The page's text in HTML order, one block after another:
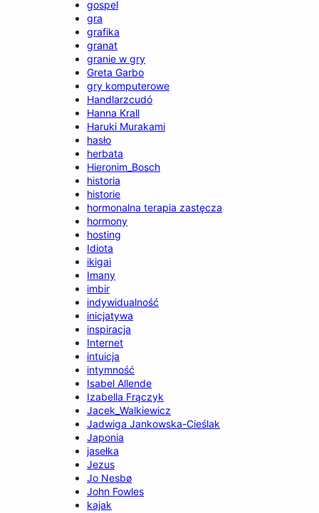
gospel
gra
grafika
granat
granie w gry
Greta Garbo
gry komputerowe
Handlarzcudó
Hanna Krall
Haruki Murakami
hasło
herbata
Hieronim_Bosch
historia
historie
hormonalna terapia zastęcza
hormony
hosting
Idiota
ikigai
Imany
imbir
indywidualność
inicjatywa
inspiracja
Internet
intuicja
intymność
Isabel Allende
Izabella Frączyk
Jacek_Walkiewicz
Jadwiga Jankowska-Cieślak
Japonia
jasełka
Jezus
Jo Nesbø
John Fowles
kajak